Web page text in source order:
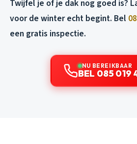
Twijfel je of je dak nog goed is?
voor de winter echt begint. Bel
een gratis inspectie.
NU BEREIKBAAR
BEL 085 019